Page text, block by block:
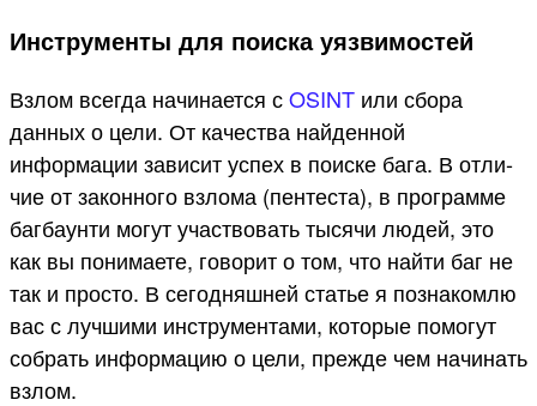
Инструменты для поиска уязвимостей
Взлом всегда начинается сOSINT или сбора
данных о цели. От качества найденной
информации зависит успех в поиске бага. В отли­
чие от законного взлома (пен­теста), в программе
баг­баун­ти могут учас­твовать тысячи людей, это
как вы понимаете, говорит о том, что найти баг не
так и просто. В сегодняшней статье я познакомлю
вас с лучшими инс­тру­мен­тами, которые помогут
собрать информацию о цели, прежде чем начинать
взлом.